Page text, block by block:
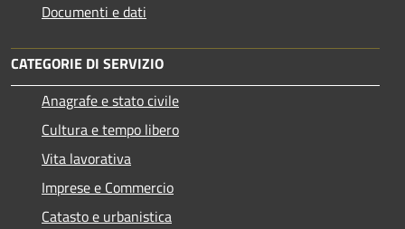
Documenti e dati
CATEGORIE DI SERVIZIO
Anagrafe e stato civile
Cultura e tempo libero
Vita lavorativa
Imprese e Commercio
Catasto e urbanistica